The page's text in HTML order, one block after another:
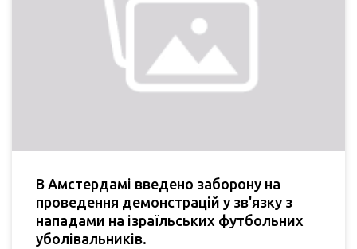
В Амстердамі введено заборону на
проведення демонстрацій у зв'язку з
нападами на ізраїльських футбольних
уболівальників.